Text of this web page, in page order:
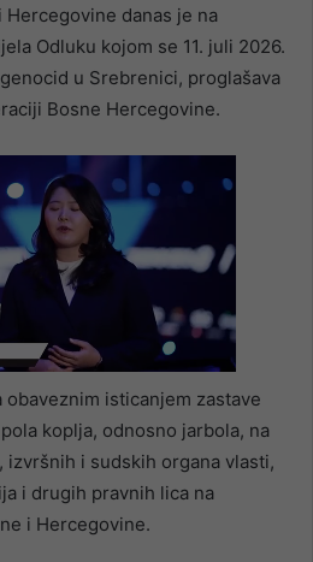
danas je na
Odluku kojom se 11. juli 2026.
u Srebrenici, proglašava
Bosne Hercegovine.
isticanjem zastave
koplja, odnosno jarbola, na
izvršnih i sudskih organa vlasti,
i drugih pravnih lica na
i Hercegovine.